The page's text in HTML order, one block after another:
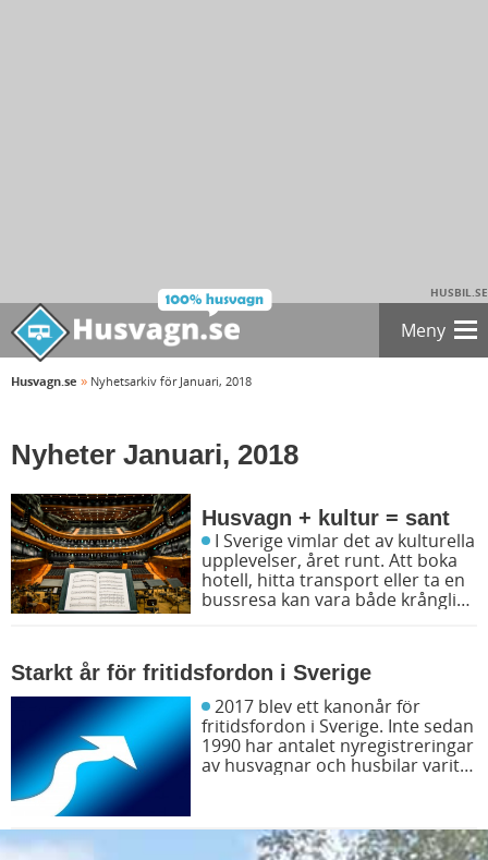
HUSBIL.SE
Meny
Husvagn.se » Nyhetsarkiv för Januari, 2018
Nyheter Januari, 2018
Husvagn + kultur = sant
upplevelser, året runt. Att boka
hotell, hitta transport eller ta en
bussresa kan vara både krångligt
dina egna förutsättningar och
villkor.
Starkt år för fritidsfordon i Sverige
2017 blev ett kanonår för
fritidsfordon i Sverige. Inte sedan
1990 har antalet nyregistreringar
av husvagnar och husbilar varit
Husvagnsbranschens
riksförbund.